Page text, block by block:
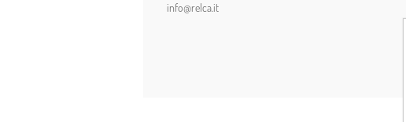
info@relca.it